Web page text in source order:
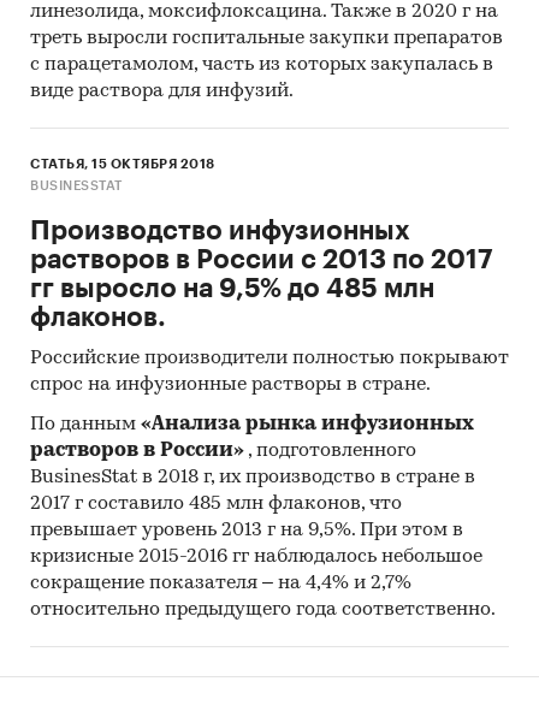
консалтинговых агентств.
Материалы отраслевых учреждений и базы
данных.
Результаты ценовых мониторингов.
Материалы и базы данных статистики ООН
(United Nations Statistics Division:
Commodity Trade Statistics, Industrial
Commodity Statistics, Food and Agriculture
Organization и др.).
Материалы Международного Валютного
Фонда (International Monetary Fund).
Материалы Всемирного банка (World Bank).
Материалы ВТО (World Trade Organization).
Материалы Организации экономического
сотрудничества и развития (Organization for
Economic Cooperation and Development).
Материалы International Trade Centre.
Материалы Index Mundi.
Research Group.
линезолида, моксифлоксацина. Также в 2020 г на
треть выросли госпитальные закупки препаратов
с парацетамолом, часть из которых закупалась в
виде раствора для инфузий.
СТАТЬЯ, 15 ОКТЯБРЯ 2018
BUSINESSTAT
Производство инфузионных
растворов в России с 2013 по 2017
гг выросло на 9,5% до 485 млн
флаконов.
Российские производители полностью покрывают
спрос на инфузионные растворы в стране.
По данным «Анализа рынка инфузионных
растворов в России» , подготовленного
BusinesStat в 2018 г, их производство в стране в
2017 г составило 485 млн флаконов, что
превышает уровень 2013 г на 9,5%. При этом в
кризисные 2015-2016 гг наблюдалось небольшое
сокращение показателя – на 4,4% и 2,7%
относительно предыдущего года соответственно.